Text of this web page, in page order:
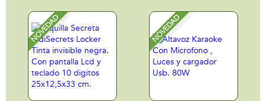
NOVEDAD NOVEDAD